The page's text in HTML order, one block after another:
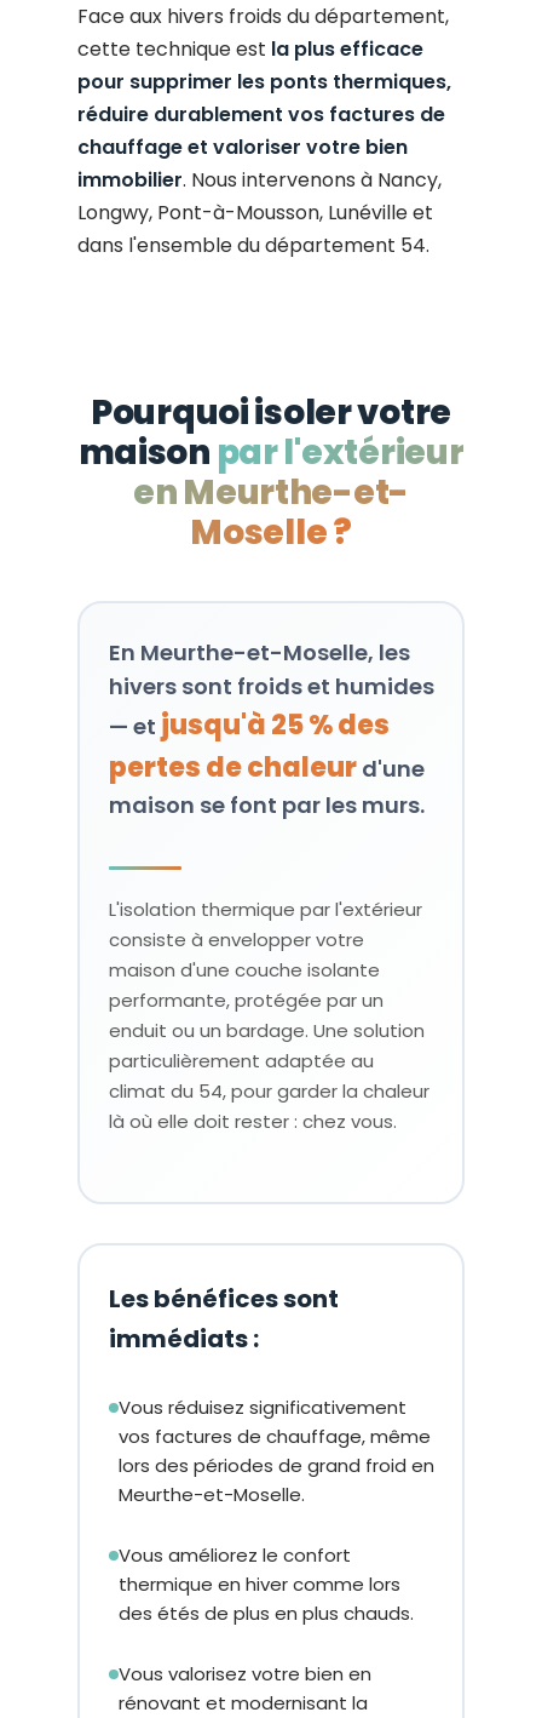
Face aux hivers froids du département,
cette technique est la plus efficace
pour supprimer les ponts thermiques,
réduire durablement vos factures de
chauffage et valoriser votre bien
immobilier. Nous intervenons à Nancy,
Longwy, Pont-à-Mousson, Lunéville et
dans l'ensemble du département 54.
Pourquoi isoler votre
maison par l'extérieur
en Meurthe-et-
Moselle ?
En Meurthe-et-Moselle, les
hivers sont froids et humides
— et jusqu'à 25 % des
pertes de chaleurd'une
maison se font par les murs.
L'isolation thermique par l'extérieur
consiste à envelopper votre
maison d'une couche isolante
performante, protégée par un
enduit ou un bardage. Une solution
particulièrement adaptée au
climat du 54, pour garder la chaleur
là où elle doit rester : chez vous.
Les bénéfices sont
immédiats :
Vous réduisez significativement
vos factures de chauffage, même
lors des périodes de grand froid en
Meurthe-et-Moselle.
Vous améliorez le confort
thermique en hiver comme lors
des étés de plus en plus chauds.
Vous valorisez votre bien en
rénovant et modernisant la